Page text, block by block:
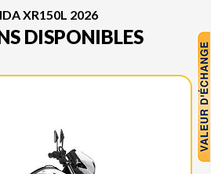
XR150L 2026
DISPONIBLES